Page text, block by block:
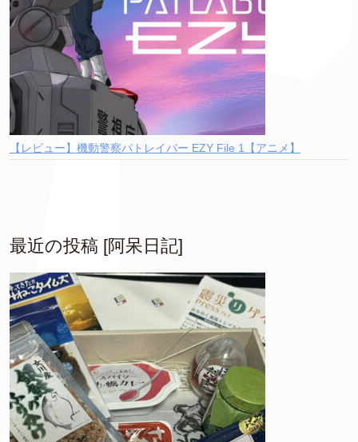
【レビュー】機動警察パトレイバー EZY File 1【アニメ】
最近の投稿 [阿呆日記]